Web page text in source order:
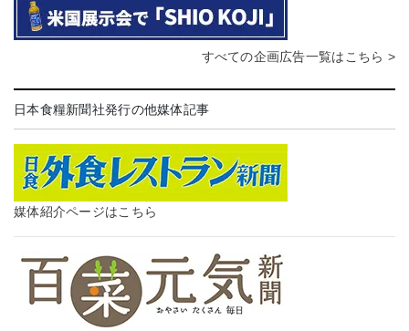
すべての企画広告一覧はこちら >
日本食糧新聞社発行の他媒体記事
媒体紹介ページはこちら